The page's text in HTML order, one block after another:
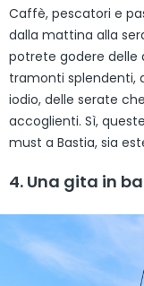
Caffè, pescatori e
dalla mattina alla
potrete godere delle
tramonti splendenti,
iodio, delle serate
accoglienti. Sì,
must a Bastia, sia
4. Una gita in